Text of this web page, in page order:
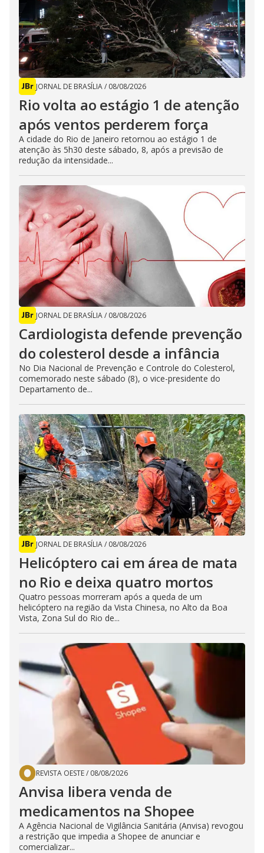
JORNAL DE BRASÍLIA/ 08/08/2026
Rio volta ao estágio 1 de atenção
após ventos perderem força
A cidade do Rio de Janeiro retornou ao estágio 1 de
atenção às 5h30 deste sábado, 8, após a previsão de
redução da intensidade...
JORNAL DE BRASÍLIA/ 08/08/2026
Cardiologista defende prevenção
do colesterol desde a infância
No Dia Nacional de Prevenção e Controle do Colesterol,
comemorado neste sábado (8), o vice-presidente do
Departamento de...
JORNAL DE BRASÍLIA/ 08/08/2026
Helicóptero cai em área de mata
no Rio e deixa quatro mortos
Quatro pessoas morreram após a queda de um
helicóptero na região da Vista Chinesa, no Alto da Boa
Vista, Zona Sul do Rio de...
REVISTA OESTE/ 08/08/2026
Anvisa libera venda de
medicamentos na Shopee
A Agência Nacional de Vigilância Sanitária (Anvisa) revogou
a restrição que impedia a Shopee de anunciar e
comercializar...